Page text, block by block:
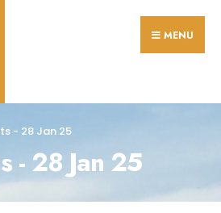
MENU
- 28 Jan 25
- 28 Jan 25